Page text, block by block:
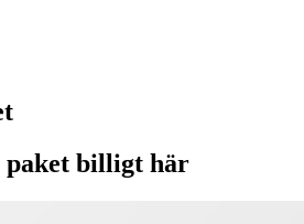
paket billigt här